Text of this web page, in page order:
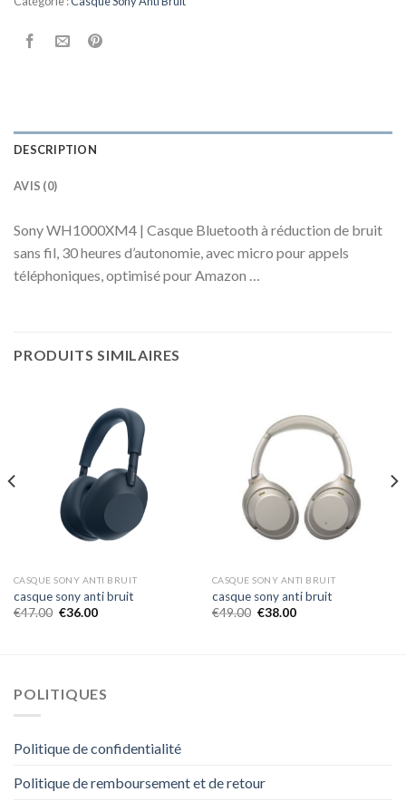
DESCRIPTION
AVIS (0)
Sony WH1000XM4 | Casque Bluetooth à réduction de bruit
sans fil, 30 heures d’autonomie, avec micro pour appels
téléphoniques, optimisé pour Amazon …
PRODUITS SIMILAIRES
CASQUE SONY ANTI BRUIT
casque sony anti bruit
€47.00 €36.00
CASQUE SONY ANTI BRUIT
casque sony anti bruit
€49.00 €38.00
POLITIQUES
Politique de confidentialité
Politique de remboursement et de retour